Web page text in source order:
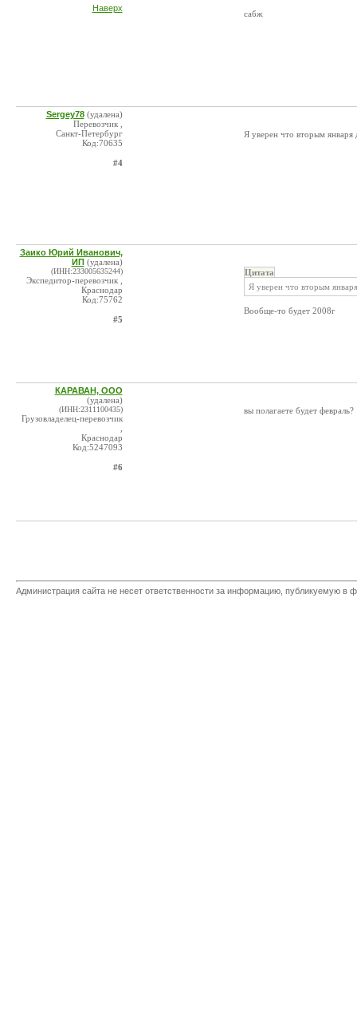
Наверх
сабж
Sergey78 (удалена)
Перевозчик ,
Санкт-Петербург
Код:70635
#4
Я уверен что вторым января
Заико Юрий Иванович,
ИП (удалена)
(ИНН:233005635244)
Экспедитор-перевозчик ,
Краснодар
Код:75762
#5
Цитата
Я уверен что вторым
Вообще-то будет 2008г
КАРАВАН, ООО
(удалена)
(ИНН:2311100435)
Грузовладелец-перевозчик
Краснодар
Код:5247093
#6
вы полагаете будет февраль?
Администрация сайта не несет ответственности за информацию, публикуемую